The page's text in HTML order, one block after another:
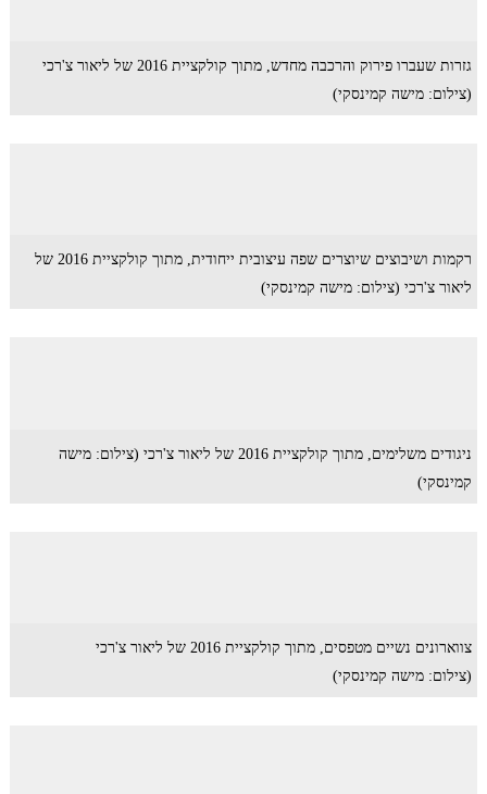
גזרות שעברו פירוק והרכבה מחדש, מתוך קולקציית 2016 של ליאור צ'רכי
(צילום: מישה קמינסקי)
רקמות ושיבוצים שיוצרים שפה עיצובית ייחודית, מתוך קולקציית 2016 של
ליאור צ'רכי (צילום: מישה קמינסקי)
ניגודים משלימים, מתוך קולקציית 2016 של ליאור צ'רכי (צילום: מישה
קמינסקי)
צווארונים נשיים מטפסים, מתוך קולקציית 2016 של ליאור צ'רכי
(צילום: מישה קמינסקי)